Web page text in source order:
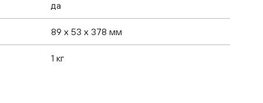
да
89 x 53 x 378 мм
1 кг